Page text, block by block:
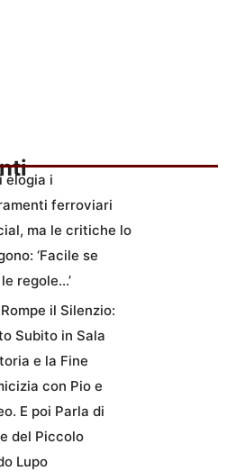
elogia i
ferroviari
ma le critiche lo
‘Facile se
regole…’
il Silenzio:
Subito in Sala
e la Fine
con Pio e
E poi Parla di
del Piccolo
Lupo